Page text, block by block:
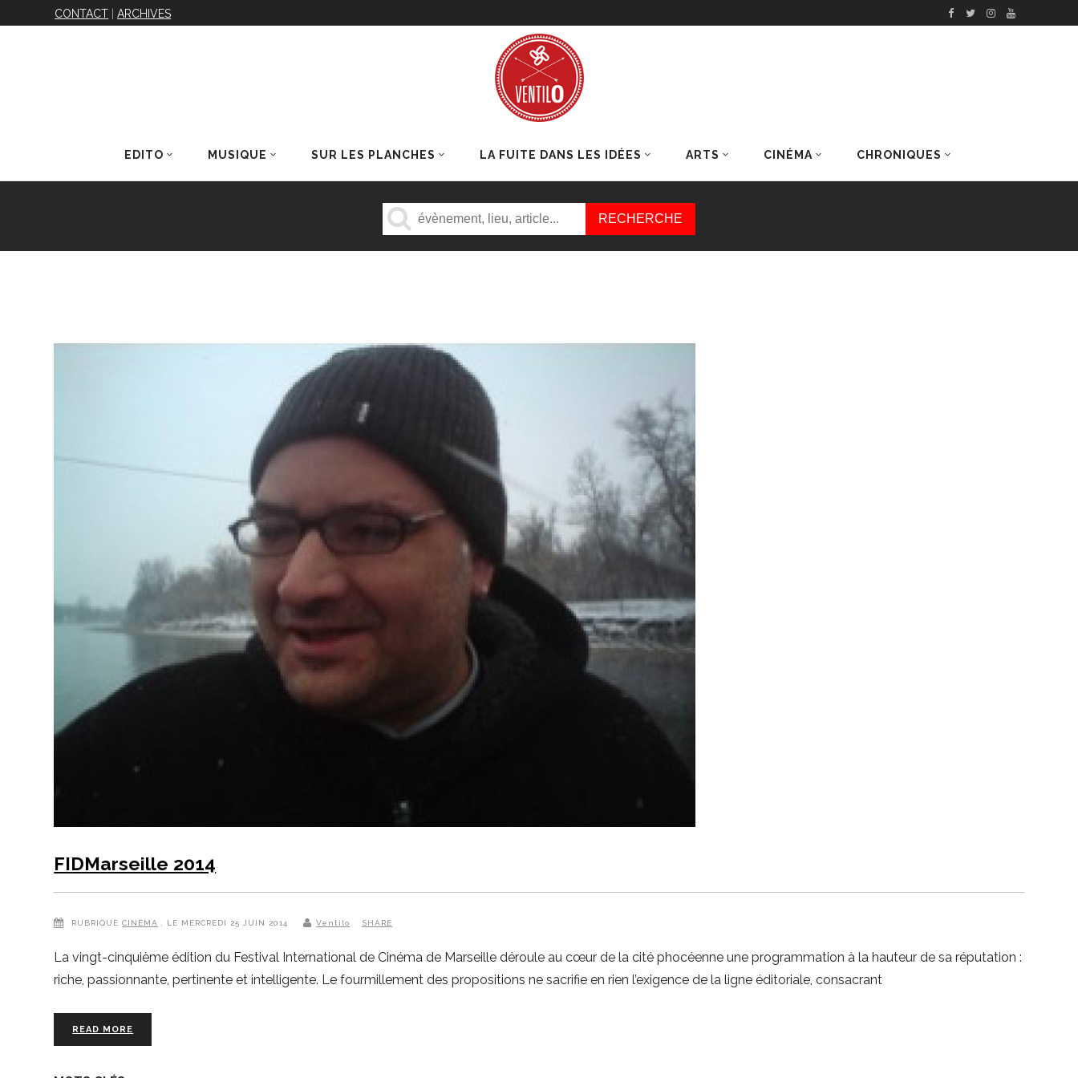
CONTACT |ARCHIVES
EDITO MUSIQUE SUR LES PLANCHES LA FUITE DANS LES IDÉES ARTS CINÉMA CHRONIQUES
DERNIERS ARTICLES
FIDMarseille 2014
RUBRIQUE CINÉMA , LE MERCREDI 25 JUIN 2014 Ventilo SHARE
La vingt-cinquième édition du Festival International de Cinéma de Marseille déroule au cœur de la cité phocéenne une programmation à la hauteur de sa réputation :
riche, passionnante, pertinente et intelligente. Le fourmillement des propositions ne sacrifie en rien l’exigence de la ligne éditoriale, consacrant
READ MORE